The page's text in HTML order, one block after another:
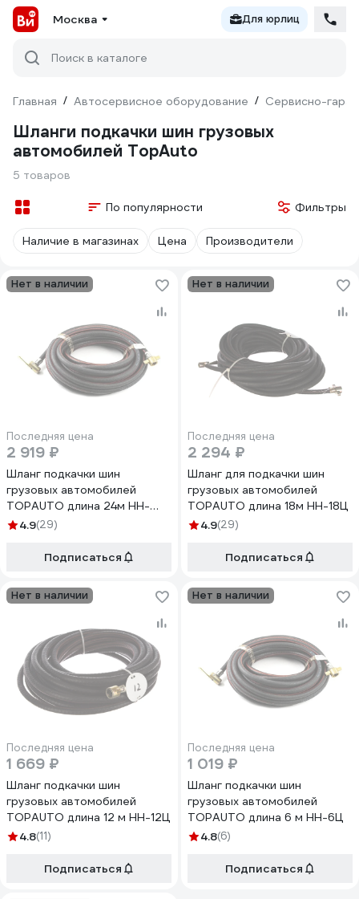
Москва Для юрлиц
Поиск в каталоге
Главная / Автосервисное оборудование / Сервисно-
Шланги подкачки шин грузовых
автомобилей TopAuto
5 товаров
По популярности Фильтры
Наличие в магазинах Цена Производители
Нет в наличии
Последняя цена
2 919 ₽
Шланг подкачки шин
грузовых автомобилей
TOPAUTO длина 24м HH-
24Ц4.9(29)
Подписаться
Нет в наличии
Последняя цена
2 294 ₽
Шланг для подкачки шин
грузовых автомобилей
TOPAUTO длина 18м HH-18Ц
4.9(29)
Подписаться
Нет в наличии
Последняя цена
1 669 ₽
Шланг подкачки шин
грузовых автомобилей
TOPAUTO длина 12 м HH-12Ц
4.8(11)
Подписаться
Нет в наличии
Последняя цена
1 019 ₽
Шланг подкачки шин
грузовых автомобилей
TOPAUTO длина 6 м НН-6Ц
4.8(6)
Подписаться